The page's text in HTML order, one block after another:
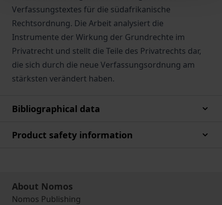
Verfassungstextes für die südafrikanische
Rechtsordnung. Die Arbeit analysiert die
Instrumente der Wirkung der Grundrechte im
Privatrecht und stellt die Teile des Privatrechts dar,
die sich durch die neue Verfassungsordnung am
stärksten verändert haben.
Bibliographical data
Product safety information
About Nomos
Nomos Publishing